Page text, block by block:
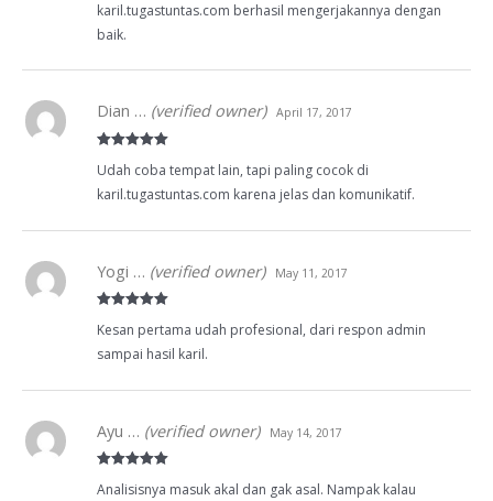
karil.tugastuntas.com berhasil mengerjakannya dengan
baik.
of 5
Dian … (verified owner) April 17, 2017
Udah coba tempat lain, tapi paling cocok di
karil.tugastuntas.com karena jelas dan komunikatif.
of 5
Yogi … (verified owner) May 11, 2017
Kesan pertama udah profesional, dari respon admin
sampai hasil karil.
of 5
Ayu … (verified owner) May 14, 2017
Analisisnya masuk akal dan gak asal. Nampak kalau